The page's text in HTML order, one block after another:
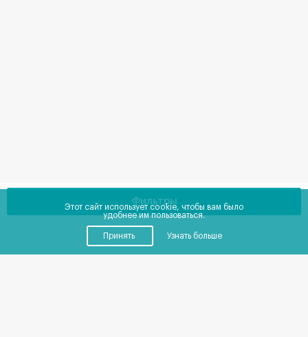
Фильтры
Этот сайт использует cookie, чтобы вам было
удобнее им пользоваться.
Принять Узнать больше